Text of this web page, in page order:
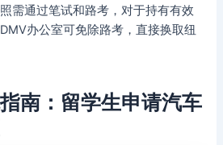
需通过笔试和路考，对于持有有效
办公室可免除路考，直接换取纽
南：留学生申请汽车